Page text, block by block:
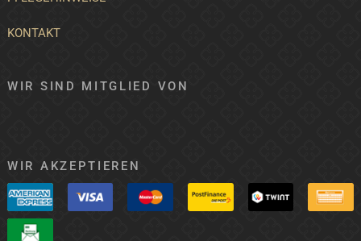
KONTAKT
WIR SIND MITGLIED VON
WIR AKZEPTIEREN